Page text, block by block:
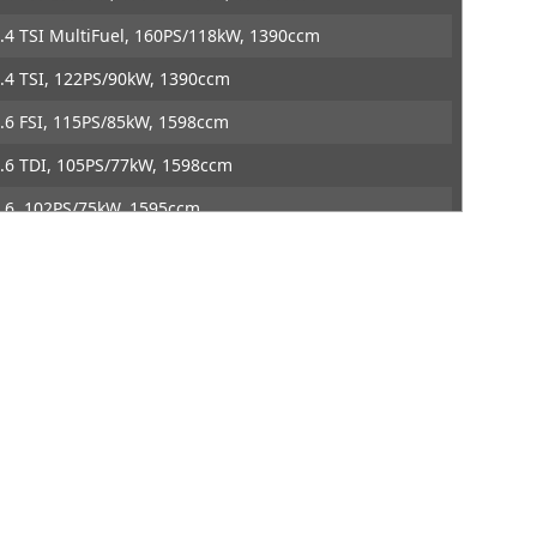
TSI MultiFuel, 160PS/118kW, 1390ccm
TSI, 122PS/90kW, 1390ccm
FSI, 115PS/85kW, 1598ccm
TDI, 105PS/77kW, 1598ccm
102PS/75kW, 1595ccm
DTE Systems